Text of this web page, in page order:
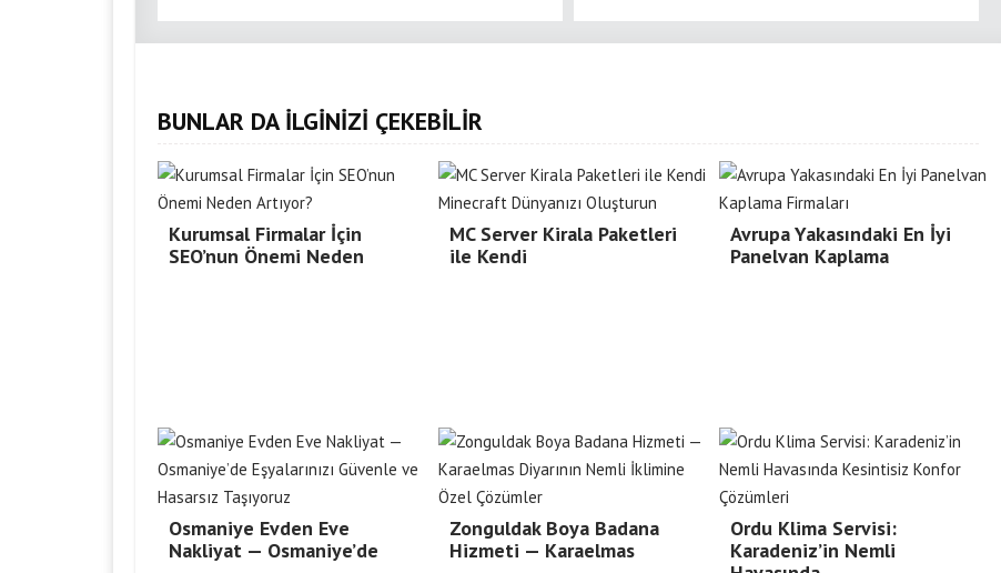
BUNLAR DA İLGİNİZİ ÇEKEBİLİR
Kurumsal Firmalar İçin
SEO’nun Önemi Neden
MC Server Kirala Paketleri
ile Kendi
Avrupa Yakasındaki En İyi
Panelvan Kaplama
Osmaniye Evden Eve
Nakliyat — Osmaniye’de
Zonguldak Boya Badana
Hizmeti — Karaelmas
Ordu Klima Servisi:
Karadeniz’in Nemli